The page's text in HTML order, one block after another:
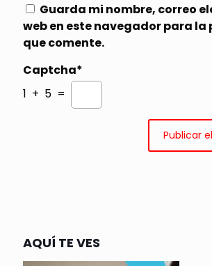
Guarda mi nombre, correo
web en este navegador para la
que comente.
Captcha*
1 + 5 =
AQUÍ TE VES